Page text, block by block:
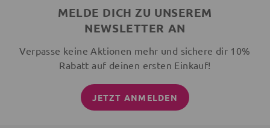
MELDE DICH ZU UNSEREM
NEWSLETTER AN
Verpasse keine Aktionen mehr und sichere dir 10%
Rabatt auf deinen ersten Einkauf!
JETZT ANMELDEN